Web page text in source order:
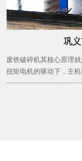
巩
废铁破碎机其核心原理
扭矩电机的驱动下，主